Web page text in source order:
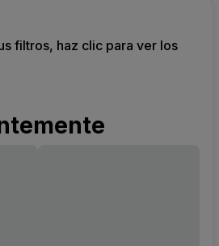
filtros, haz clic para ver los